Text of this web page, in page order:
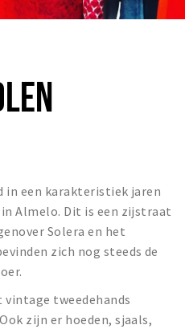
in een karakteristiek jaren
Almelo. Dit is een zijstraat
Solera en het
zich nog steeds de
tweedehands
zijn er hoeden, sjaals,